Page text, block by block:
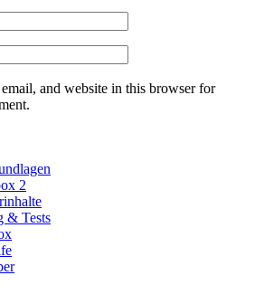
and website in this browser for
2
& Tests